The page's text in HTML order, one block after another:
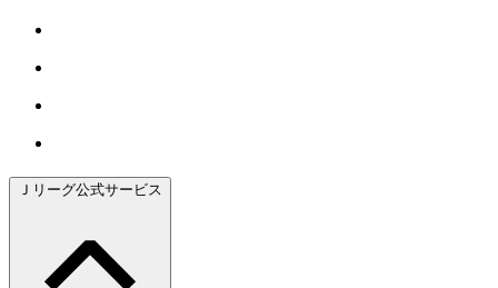
Ｊリーグ公式サービス